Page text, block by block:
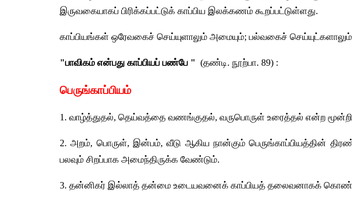
இருவகையாகப் பிரிக்கப்பட்டுக் காப்பிய இலக்கணம் கூறப்பட்டுள்ளது.
காப்பியங்கள் ஒரேவகைச் செய்யுளாலும் அமையும்; பல்வகைச்
"பாவிகம் என்பது காப்பியப் பண்பே " (தண்டி. நூற்பா. 89) :
பெருங்காப்பியம்
1. வாழ்த்துதல், தெய்வத்தை வணங்குதல், வருபொருள் உரைத்தல் என்ற
2. அறம், பொருள், இன்பம், வீடு ஆகிய நான்கும் பெருங்காப்பியத்தின்
பலவும் சிறப்பாக அமைந்திருக்க வேண்டும்.
3. தன்னிகர் இல்லாத் தன்மை உடையவனைக் காப்பியத் தலைவனாகக்